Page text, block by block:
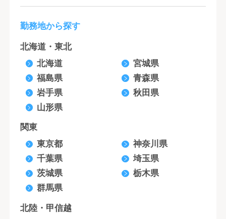
勤務地から探す
北海道・東北
北海道
宮城県
福島県
青森県
岩手県
秋田県
山形県
関東
東京都
神奈川県
千葉県
埼玉県
茨城県
栃木県
群馬県
北陸・甲信越